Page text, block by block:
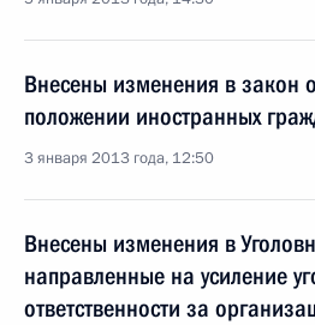
Внесены изменения в закон
положении иностранных
3 января 2013 года, 12:50
Внесены изменения в
направленные на усиление
ответственности за